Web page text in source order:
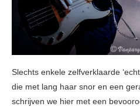
Slechts enkele zelfverklaarde
die met lang haar snor en een
schrijven we hier met een